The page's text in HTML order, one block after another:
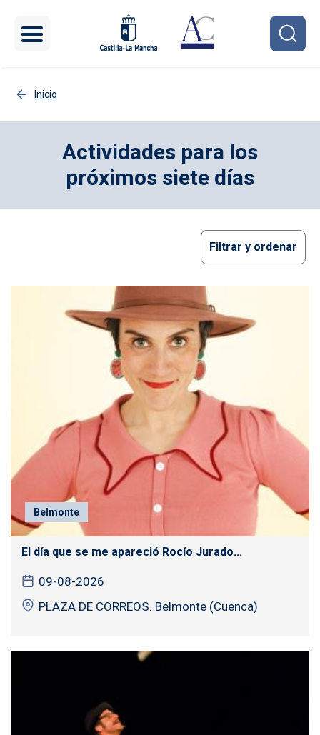
Inicio
Actividades para los
próximos siete días
Filtrar y ordenar
Belmonte
El día que se me apareció Rocío Jurado...
09-08-2026
PLAZA DE CORREOS. Belmonte (Cuenca)